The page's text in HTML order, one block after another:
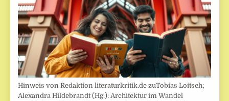
Hinweis von Redaktion literaturkritik.de zuTobias Loitsch;
Alexandra Hildebrandt (Hg.): Architektur im Wandel